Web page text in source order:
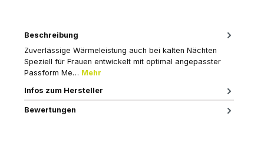
Beschreibung
Zuverlässige Wärmeleistung auch bei kalten Nächten
Speziell für Frauen entwickelt mit optimal angepasster
Passform Me… Mehr
Infos zum Hersteller
Bewertungen